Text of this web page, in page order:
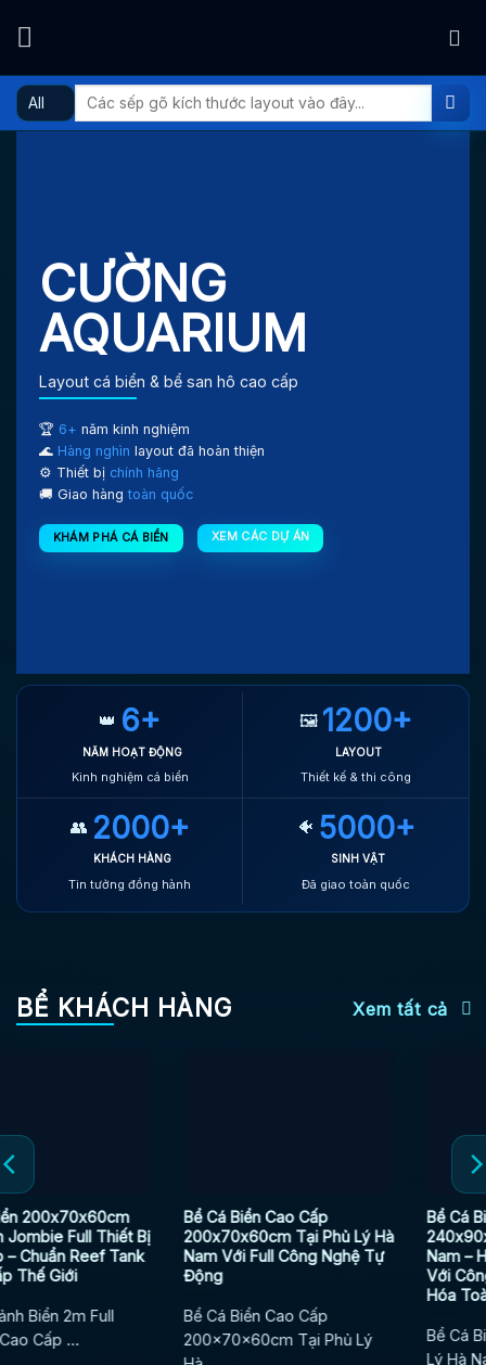
content
Tìm
kiếm:
CƯỜNG
AQUARIUM
Layout cá biển & bể san hô cao cấp
🏆 6+ năm kinh nghiệm
🌊 Hàng nghìn layout đã hoàn thiện
⚙️ Thiết bị chính hãng
🚚 Giao hàngtoàn quốc
KHÁM PHÁ CÁ BIỂN XEM CÁC DỰ ÁN
👑 6+
NĂM HOẠT ĐỘNG
Kinh nghiệm cá biển
🖼️ 1200+
LAYOUT
Thiết kế & thi công
👥 2000+
KHÁCH HÀNG
Tin tưởng đồng hành
🐠 5000+
SINH VẬT
Đã giao toàn quốc
BỂ KHÁCH HÀNG Xem tất cả
Bể Cá Biển Cao Cấp
200x70x60cm Tại Phủ Lý Hà
Nam Với Full Công Nghệ Tự
Động
Bể Cá Biển Cao Cấp
200x70x60cm Tại Phủ Lý
Bể Cá Biển Tiền Tỷ
240x90x68cm Tại Phủ Lý Hà
Nam – Hệ Reef Đẳng Cấp
Với Công Nghệ Tự Động
Bể Cá Biển Tiền Tỷ Tại Phủ